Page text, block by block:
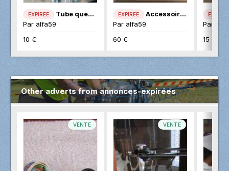
EXPIREE
Tube queu et cardan T-Rex 600
Par alfa59
10 €
EXPIREE
Accessoires divers
Par alfa59
60 €
EXPIREE
Par
15 €
Other adverts from annonces-expirées
VENTE VENTE